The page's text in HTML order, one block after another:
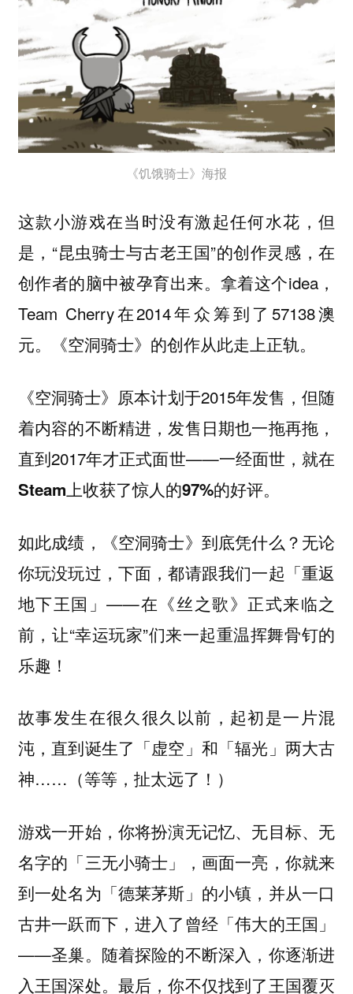
《饥饿骑士》海报
这款小游戏在当时没有激起任何水花，但
是，“昆虫骑士与古老王国”的创作灵感，在
创作者的脑中被孕育出来。拿着这个idea，
Team Cherry在2014年众筹到了57138澳
元。《空洞骑士》的创作从此走上正轨。
《空洞骑士》原本计划于2015年发售，但随
着内容的不断精进，发售日期也一拖再拖，
直到2017年才正式面世——一经面世，就在
Steam上收获了惊人的97%的好评。
如此成绩，《空洞骑士》到底凭什么？无论
你玩没玩过，下面，都请跟我们一起「重返
地下王国」——在《丝之歌》正式来临之
前，让“幸运玩家”们来一起重温挥舞骨钉的
乐趣！
故事发生在很久很久以前，起初是一片混
沌，直到诞生了「虚空」和「辐光」两大古
神……（等等，扯太远了！）
游戏一开始，你将扮演无记忆、无目标、无
名字的「三无小骑士」，画面一亮，你就来
到一处名为「德莱茅斯」的小镇，并从一口
古井一跃而下，进入了曾经「伟大的王国」
——圣巢。 随着探险的不断深入，你逐渐进
入王国深处。最后，你不仅找到了王国覆灭